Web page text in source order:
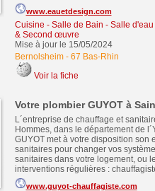
www.eauetdesign.com
Cuisine - Salle de Bain - Salle d'eau
& Second œuvre
Mise à jour le 15/05/2024
Bernolsheim- 67 Bas-Rhin
Voir la fiche
Votre plombier GUYOT à
L´entreprise de chauffage et
Hommes, dans le département de
GUYOT met à votre disposition son
sanitaires pour changer vos
sanitaires dans votre logement, ou
interventions régulières :
www.guyot-chauffagiste.com